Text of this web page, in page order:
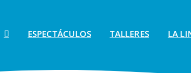
ESPECTÁCULOS TALLERES LA